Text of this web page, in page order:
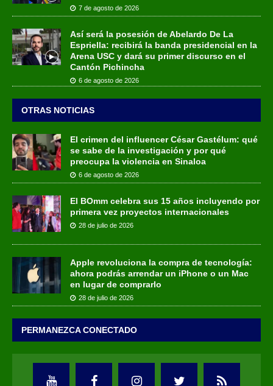
7 de agosto de 2026
Así será la posesión de Abelardo De La
Espriella: recibirá la banda presidencial en la
Arena USC y dará su primer discurso en el
Cantón Pichincha
6 de agosto de 2026
OTRAS NOTICIAS
El crimen del influencer César Gastélum: qué
se sabe de la investigación y por qué
preocupa la violencia en Sinaloa
6 de agosto de 2026
El BOmm celebra sus 15 años incluyendo por
primera vez proyectos internacionales
28 de julio de 2026
Apple revoluciona la compra de tecnología:
ahora podrás arrendar un iPhone o un Mac
en lugar de comprarlo
28 de julio de 2026
PERMANEZCA CONECTADO